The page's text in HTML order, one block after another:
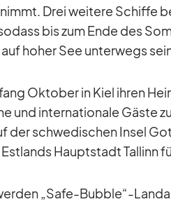
Drei wei­tere Schiffe
bis zum Ende des
ho­her See un­ter­wegs
Ok­to­ber in Kiel ih­ren
und in­ter­na­tio­nale Gäste
der schwe­di­schen In­sel
Haupt­stadt Tal­linn
„Safe-Bubble“-